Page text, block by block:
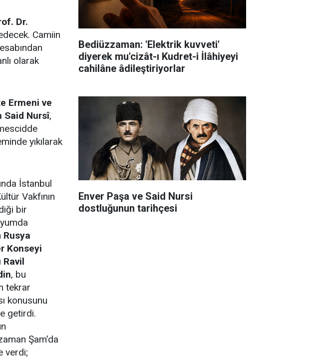
Dr.
Camiin
olarak
Ermeni ve
Said Nursî,
yıkılarak
İstanbul
Vakfının
bir
Rusya
Konseyi
Ravil
, bu
tekrar
konusunu
getirdi.
Şam’da
verdi;
Bediüzzaman: 'Elektrik kuvveti'
diyerek mu'cizât-ı Kudret-i İlâhiyeyi
cahilâne âdileştiriyorlar
Enver Paşa ve Said Nursi
dostluğunun tarihçesi